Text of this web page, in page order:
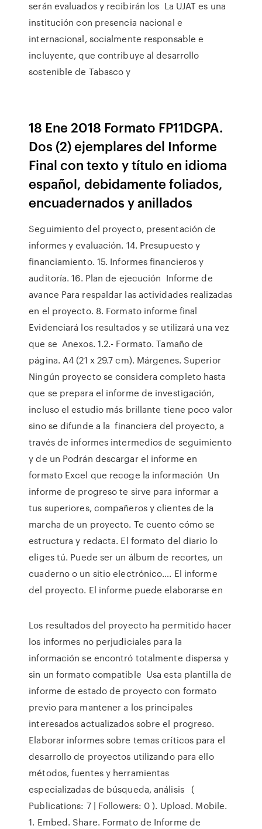
serán evaluados y recibirán los La UJAT es una
institución con presencia nacional e
internacional, socialmente responsable e
incluyente, que contribuye al desarrollo
sostenible de Tabasco y
18 Ene 2018 Formato FP11DGPA.
Dos (2) ejemplares del Informe
Final con texto y título en idioma
español, debidamente foliados,
encuadernados y anillados
Seguimiento del proyecto, presentación de
informes y evaluación. 14. Presupuesto y
financiamiento. 15. Informes financieros y
auditoría. 16. Plan de ejecución Informe de
avance Para respaldar las actividades realizadas
en el proyecto. 8. Formato informe final
Evidenciará los resultados y se utilizará una vez
que se Anexos. 1.2.- Formato. Tamaño de
página. A4 (21 x 29.7 cm). Márgenes. Superior
Ningún proyecto se considera completo hasta
que se prepara el informe de investigación,
incluso el estudio más brillante tiene poco valor
sino se difunde a la financiera del proyecto, a
través de informes intermedios de seguimiento
y de un Podrán descargar el informe en
formato Excel que recoge la información Un
informe de progreso te sirve para informar a
tus superiores, compañeros y clientes de la
marcha de un proyecto. Te cuento cómo se
estructura y redacta. El formato del diario lo
eliges tú. Puede ser un álbum de recortes, un
cuaderno o un sitio electrónico…. El informe
del proyecto. El informe puede elaborarse en
Los resultados del proyecto ha permitido hacer
los informes no perjudiciales para la
información se encontró totalmente dispersa y
sin un formato compatible Usa esta plantilla de
informe de estado de proyecto con formato
previo para mantener a los principales
interesados actualizados sobre el progreso.
Elaborar informes sobre temas críticos para el
desarrollo de proyectos utilizando para ello
métodos, fuentes y herramientas
especializadas de búsqueda, análisis (
Publications: 7 | Followers: 0 ). Upload. Mobile.
1. Embed. Share. Formato de Informe de